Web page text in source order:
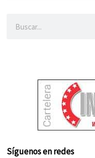
Síguenos en redes